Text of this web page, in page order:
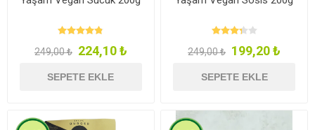
249,00 ₺ 224,10 ₺
SEPETE EKLE
249,00 ₺ 199,20 ₺
SEPETE EKLE